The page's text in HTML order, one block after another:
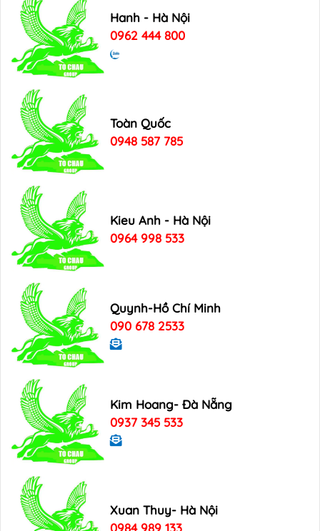
Hanh - Hà Nội
0962 444 800
Toàn Quốc
0948 587 785
Kieu Anh - Hà Nội
0964 998 533
Quynh-Hồ Chí Minh
090 678 2533
Kim Hoang- Đà Nẵng
0937 345 533
Xuan Thuy- Hà Nội
0984 989 133